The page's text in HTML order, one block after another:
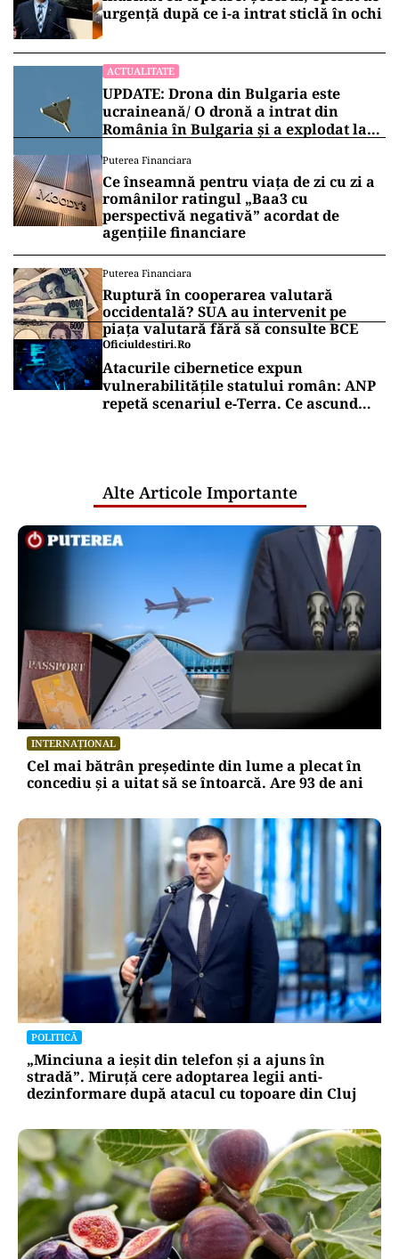
urgență după ce i-a intrat sticlă în ochi
ACTUALITATE
UPDATE: Drona din Bulgaria este
ucraineană/ O dronă a intrat din
România în Bulgaria şi a explodat la
Puterea Financiara
Ce înseamnă pentru viața de zi cu zi a
românilor ratingul „Baa3 cu
perspectivă negativă” acordat de
agențiile financiare
Puterea Financiara
Ruptură în cooperarea valutară
occidentală? SUA au intervenit pe
piața valutară fără să consulte BCE
Oficiuldestiri.ro
Atacurile cibernetice expun
vulnerabilitățile statului român: ANP
repetă scenariul e‑Terra. Ce ascund
Alte Articole Importante
INTERNAȚIONAL
Cel mai bătrân președinte din lume a plecat în
concediu și a uitat să se întoarcă. Are 93 de ani
POLITICĂ
„Minciuna a ieșit din telefon și a ajuns în
stradă”. Miruță cere adoptarea legii anti-
dezinformare după atacul cu topoare din Cluj